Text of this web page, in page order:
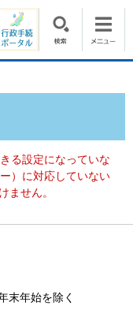
る設定になっていな
）に対応していない
ません。
末年始を除く